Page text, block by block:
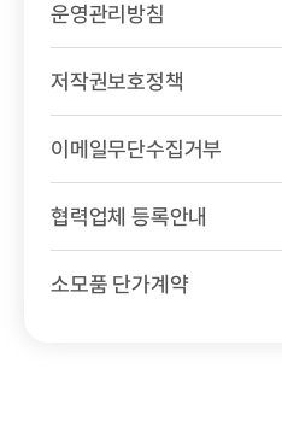
운영관리방침
저작권보호정책
이메일무단수집거부
협력업체 등록안내
소모품 단가계약